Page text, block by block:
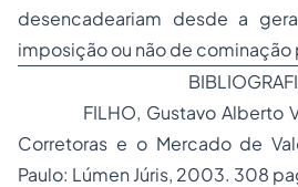
desencadeariam desde a
imposição ou não de cominação
FILHO, Gustavo Alberto
Corretoras e o Mercado de
Paulo: Lúmen Júris, 2003. 308